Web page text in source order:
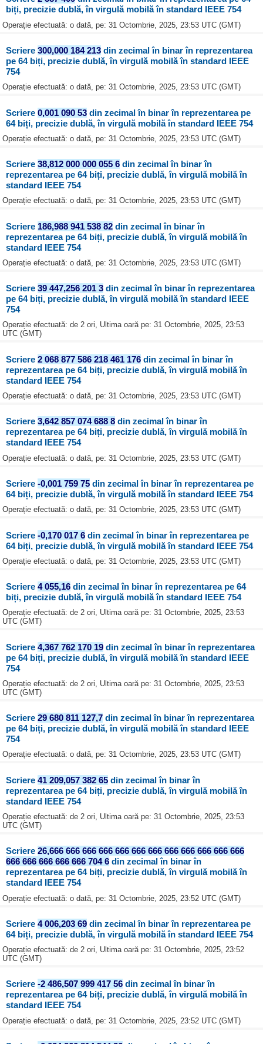
biți, precizie dublă, în virgulă mobilă în standard IEEE 754
Operație efectuată: o dată, pe: 31 Octombrie, 2025, 23:53 UTC (GMT)
Scriere300,000 184 213 din zecimal în binar în reprezentarea
pe 64 biți, precizie dublă, în virgulă mobilă în standard IEEE
754
Operație efectuată: o dată, pe: 31 Octombrie, 2025, 23:53 UTC (GMT)
Scriere0,001 090 53 din zecimal în binar în reprezentarea pe
64 biți, precizie dublă, în virgulă mobilă în standard IEEE 754
Operație efectuată: o dată, pe: 31 Octombrie, 2025, 23:53 UTC (GMT)
Scriere38,812 000 000 055 6 din zecimal în binar în
reprezentarea pe 64 biți, precizie dublă, în virgulă mobilă în
standard IEEE 754
Operație efectuată: o dată, pe: 31 Octombrie, 2025, 23:53 UTC (GMT)
Scriere 186,988 941 538 82 din zecimal în binar în
reprezentarea pe 64 biți, precizie dublă, în virgulă mobilă în
standard IEEE 754
Operație efectuată: o dată, pe: 31 Octombrie, 2025, 23:53 UTC (GMT)
Scriere39 447,256 201 3 din zecimal în binar în reprezentarea
pe 64 biți, precizie dublă, în virgulă mobilă în standard IEEE
754
Operație efectuată: de 2 ori, Ultima oară pe: 31 Octombrie, 2025, 23:53
UTC (GMT)
Scriere2 068 877 586 218 461 176 din zecimal în binar în
reprezentarea pe 64 biți, precizie dublă, în virgulă mobilă în
standard IEEE 754
Operație efectuată: o dată, pe: 31 Octombrie, 2025, 23:53 UTC (GMT)
Scriere3,642 857 074 688 8 din zecimal în binar în
reprezentarea pe 64 biți, precizie dublă, în virgulă mobilă în
standard IEEE 754
Operație efectuată: o dată, pe: 31 Octombrie, 2025, 23:53 UTC (GMT)
Scriere-0,001 759 75 din zecimal în binar în reprezentarea pe
64 biți, precizie dublă, în virgulă mobilă în standard IEEE 754
Operație efectuată: o dată, pe: 31 Octombrie, 2025, 23:53 UTC (GMT)
Scriere-0,170 017 6 din zecimal în binar în reprezentarea pe
64 biți, precizie dublă, în virgulă mobilă în standard IEEE 754
Operație efectuată: o dată, pe: 31 Octombrie, 2025, 23:53 UTC (GMT)
Scriere4 055,16 din zecimal în binar în reprezentarea pe 64
biți, precizie dublă, în virgulă mobilă în standard IEEE 754
Operație efectuată: de 2 ori, Ultima oară pe: 31 Octombrie, 2025, 23:53
UTC (GMT)
Scriere4,367 762 170 19 din zecimal în binar în reprezentarea
pe 64 biți, precizie dublă, în virgulă mobilă în standard IEEE
754
Operație efectuată: de 2 ori, Ultima oară pe: 31 Octombrie, 2025, 23:53
UTC (GMT)
Scriere29 680 811 127,7 din zecimal în binar în reprezentarea
pe 64 biți, precizie dublă, în virgulă mobilă în standard IEEE
754
Operație efectuată: o dată, pe: 31 Octombrie, 2025, 23:53 UTC (GMT)
Scriere41 209,057 382 65 din zecimal în binar în
reprezentarea pe 64 biți, precizie dublă, în virgulă mobilă în
standard IEEE 754
Operație efectuată: de 2 ori, Ultima oară pe: 31 Octombrie, 2025, 23:53
UTC (GMT)
Scriere26,666 666 666 666 666 666 666 666 666 666 666 666
666 666 666 666 666 704 6 din zecimal în binar în
reprezentarea pe 64 biți, precizie dublă, în virgulă mobilă în
standard IEEE 754
Operație efectuată: o dată, pe: 31 Octombrie, 2025, 23:52 UTC (GMT)
Scriere4 006,203 69 din zecimal în binar în reprezentarea pe
64 biți, precizie dublă, în virgulă mobilă în standard IEEE 754
Operație efectuată: de 2 ori, Ultima oară pe: 31 Octombrie, 2025, 23:52
UTC (GMT)
Scriere-2 486,507 999 417 56 din zecimal în binar în
reprezentarea pe 64 biți, precizie dublă, în virgulă mobilă în
standard IEEE 754
Operație efectuată: o dată, pe: 31 Octombrie, 2025, 23:52 UTC (GMT)